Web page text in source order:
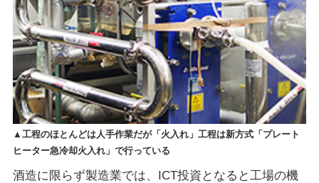
▲工程のほとんどは人手作業だが「火入れ」工程は新方式「プレート
ヒーター急冷却火入れ」で行っている
酒造に限らず製造業では、ICT投資となると工場の機